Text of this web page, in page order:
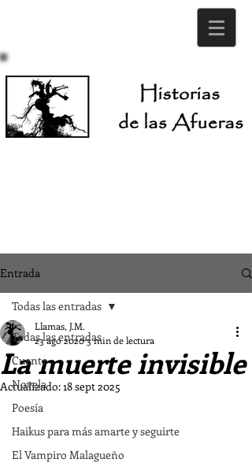
Entrada
Todas las entradas
Cuento
Novela
Poesía
Haikus para más amarte y seguirte
El Vampiro Malagueño
Todas las entradas
La muerte invisible
Llamas, J.M.
23 ago 20203 min de lectura
Actualizado:18 sept 2025